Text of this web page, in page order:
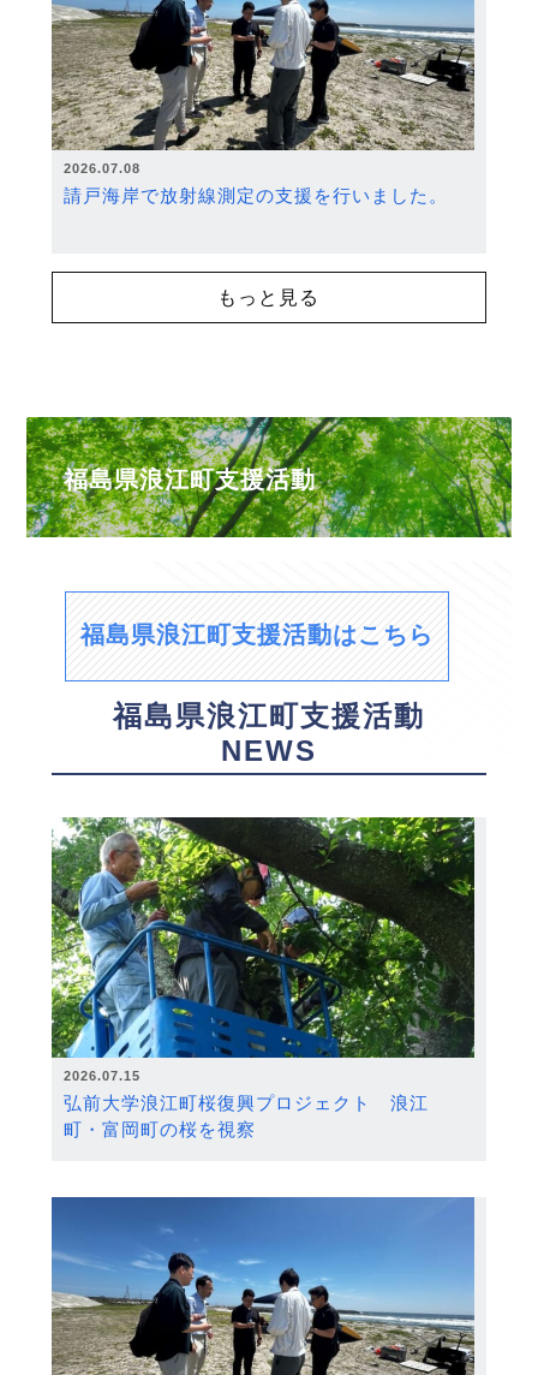
2026.07.08
請戸海岸で放射線測定の支援を行いました。
もっと見る
福島県浪江町支援活動
福島県浪江町支援活動はこちら
福島県浪江町支援活動
NEWS
2026.07.15
弘前大学浪江町桜復興プロジェクト 浪江
町・富岡町の桜を視察